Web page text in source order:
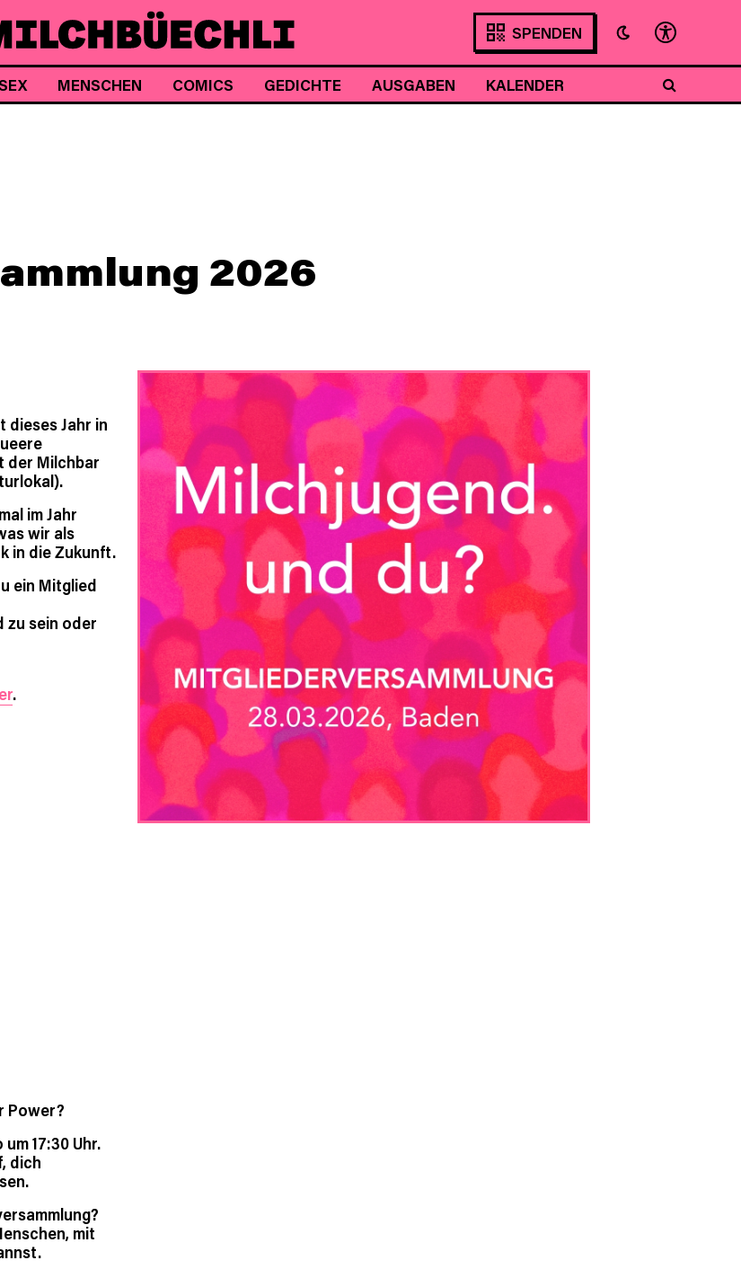
SPENDEN
MENSCHEN COMICS GEDICHTE AUSGABEN KALENDER
2026
dieses Jahr in
der Milchbar
im Jahr
wir als
in die Zukunft.
ein Mitglied
zu sein oder
.
Power?
17:30 Uhr.
dich
mit